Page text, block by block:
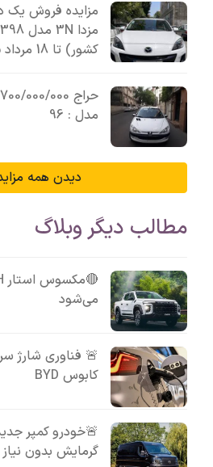
مزایده فروش یک
کشور) تا 18 مرداد 1405
مدل : 96
دیدن همه
مطالب دیگر وبلاگ
می‌شود
🚨 فناوری شارژ
کابوس BYD
🚨خودرو کمپر
گرمایش بدون نیاز